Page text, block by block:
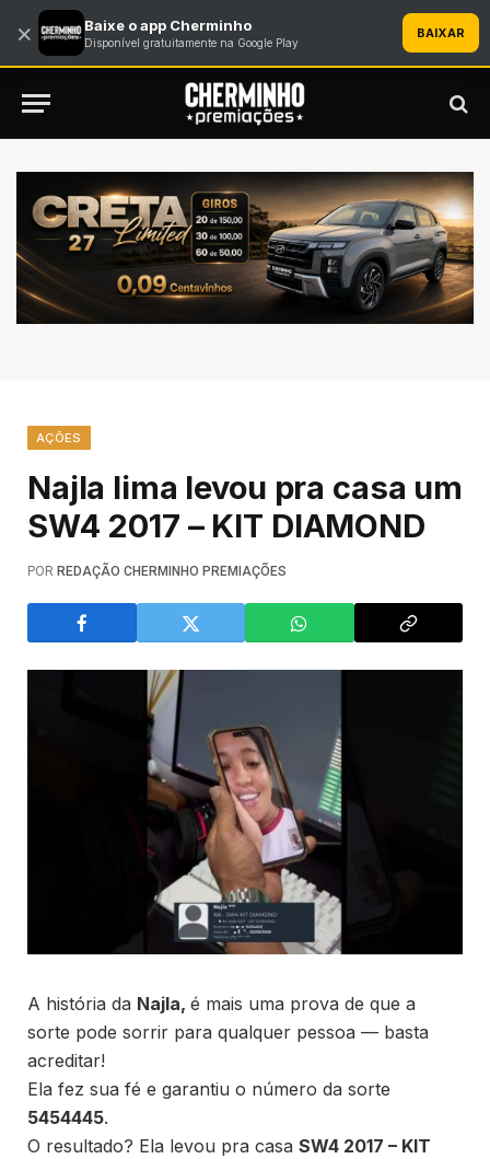
AÇÕES
Najla lima levou pra casa um
SW4 2017 – KIT DIAMOND
POR REDAÇÃO CHERMINHO PREMIAÇÕES
A história da Najla, é mais uma prova de que a
sorte pode sorrir para qualquer pessoa — basta
acreditar!
Ela fez sua fé e garantiu o número da sorte
5454445.
O resultado? Ela levou pra casa SW4 2017 – KIT
× Baixe o app Cherminho
Disponível gratuitamente na Google Play
BAIXAR